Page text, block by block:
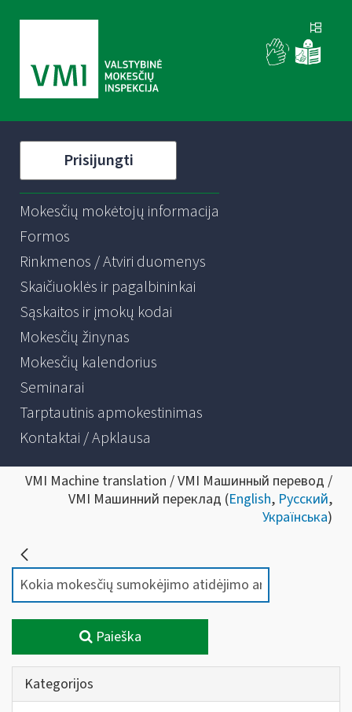
Prisijungti
Mokesčių mokėtojų informacija
Formos
Rinkmenos / Atviri duomenys
Skaičiuoklės ir pagalbininkai
Sąskaitos ir įmokų kodai
Mokesčių žinynas
Mokesčių kalendorius
Seminarai
Tarptautinis apmokestinimas
Kontaktai / Apklausa
VMI Machine translation / VMI Машинный перевод /
VMI Машинний переклад (English, Русский,
Українська)
Paieška
Kategorijos